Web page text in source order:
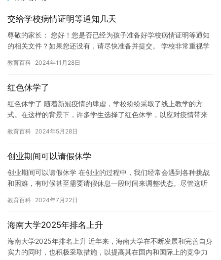
交给学校病情证明等通知几天
尊敬的家长： 您好！您是否已经为孩子准备好学校病情证明等通知
的相关文件？如果您还没有，请尽快准备并提交。 学校非常重视学
您…
教育百科 2024年11月28日
红色休学了
红色休学了 随着新冠疫情的肆虐，学校纷纷采取了线上教学的方
式。在这样的背景下，许多学生选择了红色休学，以应对疫情带来
时期…
教育百科 2024年5月28日
创业期间可以请假休学
创业期间可以请假休学 在创业的过程中，我们经常会遇到各种挑战
和困难，有时候甚至需要请假休息一段时间来调整状态。尽管这听
中，…
教育百科 2024年7月22日
海南大学2025年排名上升
海南大学2025年排名上升 近年来，海南大学在不断发展和完善自身
实力的同时，也积极采取措施，以提高其在国内和国际上的竞争力